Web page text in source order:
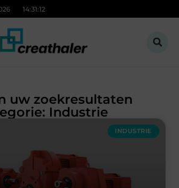
14:31:12
uw zoekresultaten
Industrie
INDUSTRIE